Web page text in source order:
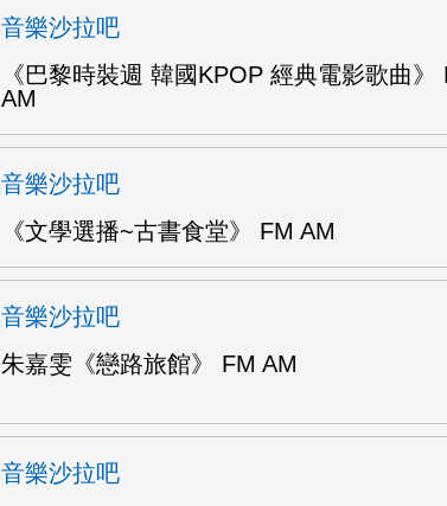
音樂沙拉吧
《巴黎時裝週 韓國KPOP 經典電影歌曲》
AM
音樂沙拉吧
《文學選播~古書食堂》 FM AM
音樂沙拉吧
朱嘉雯《戀路旅館》 FM AM
音樂沙拉吧